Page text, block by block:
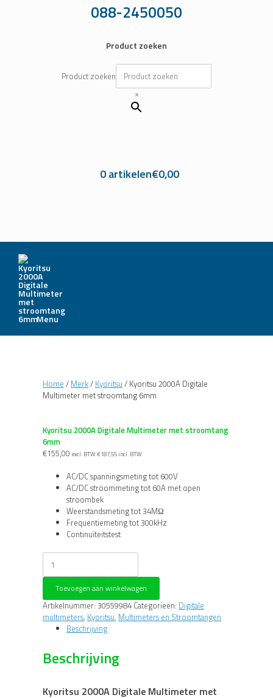
088-2450050
Product zoeken
Product zoeken
×
0 artikelen€0,00
Menu
Home / Merk/ Kyoritsu / Kyoritsu 2000A Digitale
Multimeter met stroomtang 6mm
Kyoritsu 2000A Digitale Multimeter met stroomtang
6mm
€155,00 excl. BTW €187,55 incl. BTW
AC/DC spanningsmeting tot 600V
AC/DC stroommeting tot 60A met open
stroombek
Weerstandsmeting tot 34MΩ
Frequentiemeting tot 300kHz
Continuïteitstest
Kyoritsu
2000A
Digitale
Multimeter
met
stroomtang
6mm
Toevoegen aan winkelwagen
Artikelnummer: 30559984 Categorieën: Digitale
multimeters, Kyoritsu, Multimeters en Stroomtangen
Beschrijving
Beschrijving
Kyoritsu 2000A Digitale Multimeter met